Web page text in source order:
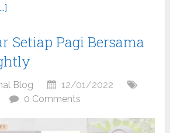
Setiap Pagi Bersama
Blog
12/01/2022
0 Comments